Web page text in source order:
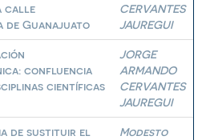
calle
de Guanajuato
CERVANTES
JAUREGUI
confluencia
científicas
JORGE
ARMANDO
CERVANTES
JAUREGUI
de sustituir el
Modesto